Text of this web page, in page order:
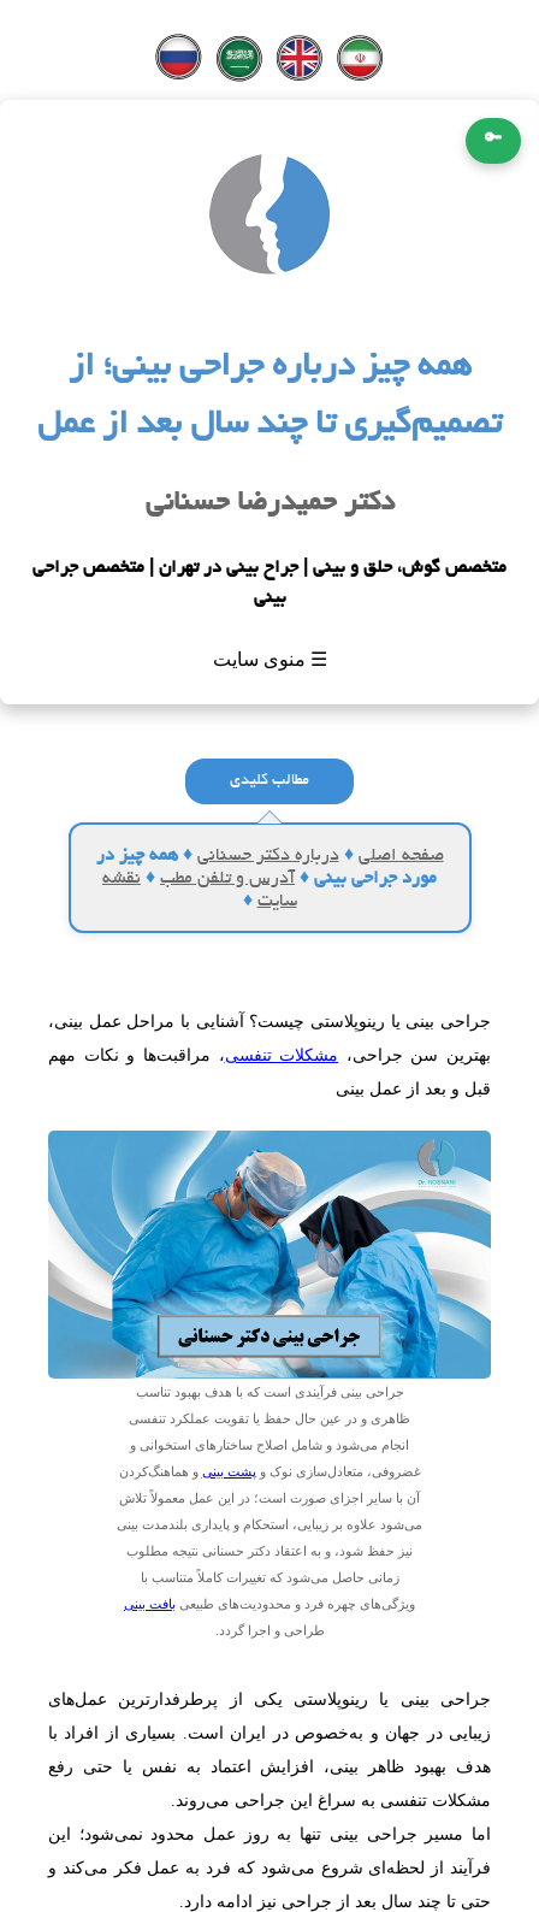
🔑
همه چیز درباره جراحی بینی؛ از
تصمیم‌گیری تا چند سال بعد از عمل
دکتر حمیدرضا حسنانی
متخصص گوش، حلق و بینی | جراح بینی در تهران | متخصص جراحی
بینی
☰ منوی سایت
مطالب کلیدی
صفحه اصلی ♦ درباره دکتر حسنانی ♦ همه چیز در
مورد جراحی بینی ♦ آدرس و تلفن مطب ♦ نقشه
سایت ♦
جراحی بینی یا رینوپلاستی چیست؟ آشنایی با مراحل عمل بینی،
بهترین سن جراحی، مشکلات تنفسی، مراقبت‌ها و نکات مهم
قبل و بعد از عمل بینی
جراحی بینی فرآیندی است که با هدف بهبود تناسب
ظاهری و در عین حال حفظ یا تقویت عملکرد تنفسی
انجام می‌شود و شامل اصلاح ساختارهای استخوانی و
غضروفی، متعادل‌سازی نوک و پشت بینی و هماهنگ‌کردن
آن با سایر اجزای صورت است؛ در این عمل معمولاً تلاش
می‌شود علاوه بر زیبایی، استحکام و پایداری بلندمدت بینی
نیز حفظ شود، و به اعتقاد دکتر حسنانی نتیجه مطلوب
زمانی حاصل می‌شود که تغییرات کاملاً متناسب با
ویژگی‌های چهره فرد و محدودیت‌های طبیعی بافت بینی
طراحی و اجرا گردد.
جراحی بینی یا رینوپلاستی یکی از پرطرفدارترین عمل‌های
زیبایی در جهان و به‌خصوص در ایران است. بسیاری از افراد با
هدف بهبود ظاهر بینی، افزایش اعتماد به نفس یا حتی رفع
مشکلات تنفسی به سراغ این جراحی می‌روند.
اما مسیر جراحی بینی تنها به روز عمل محدود نمی‌شود؛ این
فرآیند از لحظه‌ای شروع می‌شود که فرد به عمل فکر می‌کند و
حتی تا چند سال بعد از جراحی نیز ادامه دارد.